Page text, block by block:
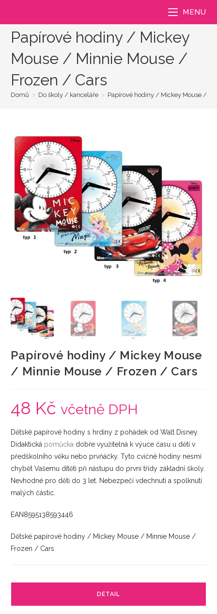
MENU
Papírové hodiny / Mickey
Mouse / Minnie Mouse /
Frozen / Cars
Domů > Do školy / kanceláře > Papírové hodiny / Mickey Mouse /
Papírové hodiny / Mickey Mouse
/ Minnie Mouse / Frozen / Cars
48 Kč včetně DPH
Dětské papírové hodiny s hrdiny z pohádek od Walt Disney.
Didaktická pomůcka dobře využitelná k výuce času u dětí v
předškolního věku nebo prvňáčky. Tyto cvičné hodiny nesmí
chybět Vašemu dítěti při nástupu do první třídy základní školy.
Nevhodné pro děti do 3 let. Nebezpečí vdechnutí a spolknutí
malých částic.
EAN8595138593446
Dětské papírové hodiny / Mickey Mouse / Minnie Mouse /
Frozen / Cars
DETAIL